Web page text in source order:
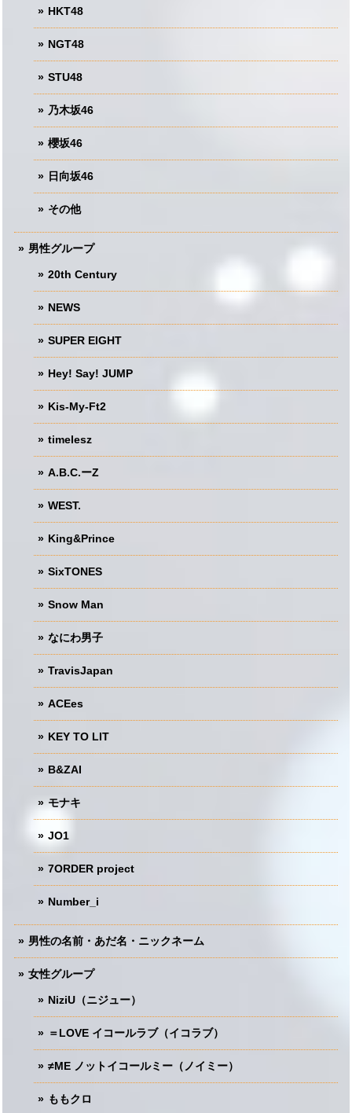
HKT48
NGT48
STU48
乃木坂46
櫻坂46
日向坂46
その他
男性グループ
20th Century
NEWS
SUPER EIGHT
Hey! Say! JUMP
Kis-My-Ft2
timelesz
A.B.C.ーZ
WEST.
King&Prince
SixTONES
Snow Man
なにわ男子
TravisJapan
ACEes
KEY TO LIT
B&ZAI
モナキ
JO1
7ORDER project
Number_i
男性の名前・あだ名・ニックネーム
女性グループ
NiziU（ニジュー）
＝LOVE イコールラブ（イコラブ）
≠ME ノットイコールミー（ノイミー）
ももクロ